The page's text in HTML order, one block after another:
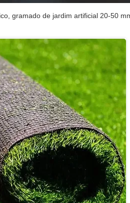
gramado de jardim artificial 20-50